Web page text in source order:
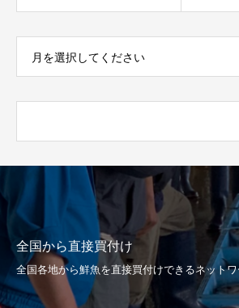
月を選択してください
全国から直接買付け
全国各地から鮮魚を直接買付けできるネット